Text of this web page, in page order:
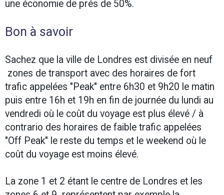
une économie de prés de 50%.
Bon à savoir
Sachez que la ville de Londres est divisée en neuf
zones de transport avec des horaires de fort
trafic appelées "Peak" entre 6h30 et 9h20 le matin
puis entre 16h et 19h en fin de journée du lundi au
vendredi où le coût du voyage est plus élevé / à
contrario des horaires de faible trafic appelées
"Off Peak" le reste du temps et le weekend où le
coût du voyage est moins élevé.
La zone 1 et 2 étant le centre de Londres et les